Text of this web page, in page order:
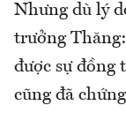
Nhưng dù lý
trưởng
được sự đồng
cũng đã